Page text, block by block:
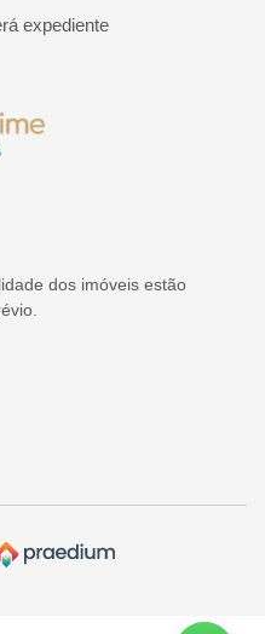
expediente
dos imóveis estão